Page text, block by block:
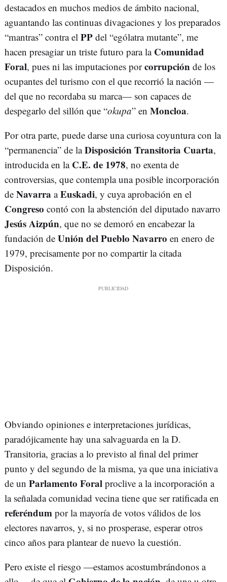
destacados en muchos medios de ámbito nacional,
aguantando las continuas divagaciones y los preparados
“mantras” contra el PP del “ególatra mutante”, me
hacen presagiar un triste futuro para la Comunidad
Foral, pues ni las imputaciones porcorrupción de los
ocupantes del turismo con el que recorrió la nación —
del que no recordaba su marca— son capaces de
despegarlo del sillón que “okupa” en Moncloa.
Por otra parte, puede darse una curiosa coyuntura con la
“permanencia” de laDisposición Transitoria Cuarta,
introducida en la C.E. de 1978, no exenta de
controversias, que contempla una posible incorporación
de Navarra aEuskadi, y cuya aprobación en el
Congreso contó con la abstención del diputado navarro
Jesús Aizpún, que no se demoró en encabezar la
fundación de Unión del Pueblo Navarro en enero de
1979, precisamente por no compartir la citada
Disposición.
Obviando opiniones e interpretaciones jurídicas,
paradójicamente hay una salvaguarda en la D.
Transitoria, gracias a lo previsto al final del primer
punto y del segundo de la misma, ya que una iniciativa
de un Parlamento Foral proclive a la incorporación a
la señalada comunidad vecina tiene que ser ratificada en
referéndum por la mayoría de votos válidos de los
electores navarros, y, si no prosperase, esperar otros
cinco años para plantear de nuevo la cuestión.
Pero existe el riesgo —estamos acostumbrándonos a